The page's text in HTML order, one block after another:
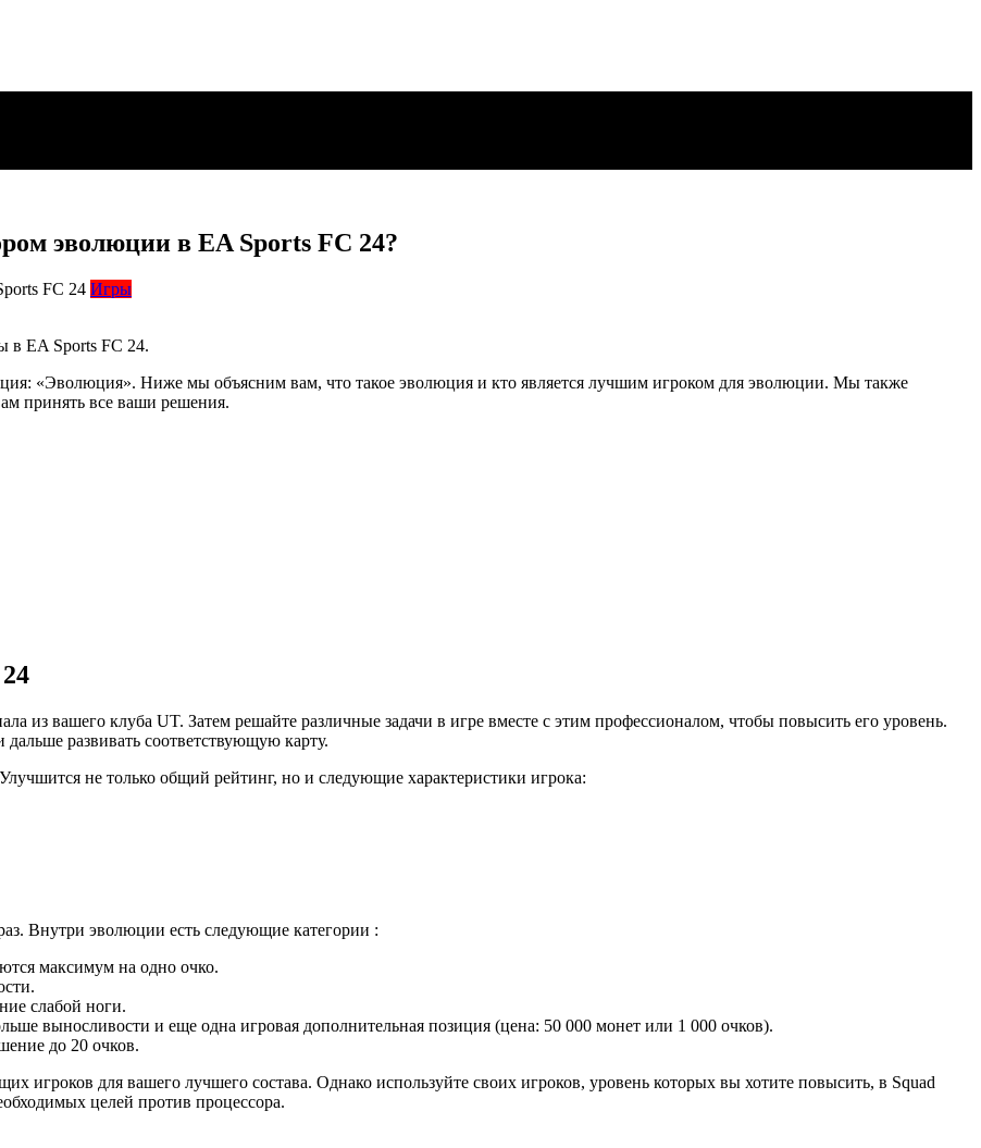
эволюции в EA Sports FC 24?
Игры
в EA Sports FC 24.
«Эволюция». Ниже мы объясним вам, что такое эволюция и кто является лучшим игроком для эволюции. Мы также
принять все ваши решения.
из вашего клуба UT. Затем решайте различные задачи в игре вместе с этим профессионалом, чтобы повысить его уровень.
развивать соответствующую карту.
не только общий рейтинг, но и следующие характеристики игрока:
Внутри эволюции есть следующие категории :
максимум на одно очко.
слабой ноги.
выносливости и еще одна игровая дополнительная позиция (цена: 50 000 монет или 1 000 очков).
до 20 очков.
игроков для вашего лучшего состава. Однако используйте своих игроков, уровень которых вы хотите повысить, в Squad
целей против процессора.